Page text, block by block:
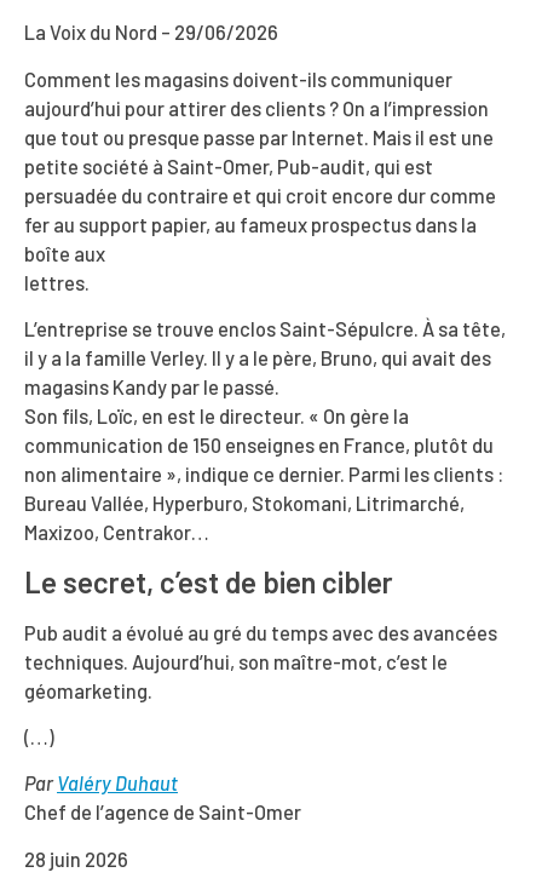
La Voix du Nord – 29/06/2026
Comment les magasins doivent-ils communiquer
aujourd’hui pour attirer des clients ? On a l’impression
que tout ou presque passe par Internet. Mais il est une
petite société à Saint-Omer, Pub-audit, qui est
persuadée du contraire et qui croit encore dur comme
fer au support papier, au fameux prospectus dans la
boîte aux
lettres.
L’entreprise se trouve enclos Saint-Sépulcre. À sa tête,
il y a la famille Verley. Il y a le père, Bruno, qui avait des
magasins Kandy par le passé.
Son fils, Loïc, en est le directeur. « On gère la
communication de 150 enseignes en France, plutôt du
non alimentaire », indique ce dernier. Parmi les clients :
Bureau Vallée, Hyperburo, Stokomani, Litrimarché,
Maxizoo, Centrakor…
Le secret, c’est de bien cibler
Pub audit a évolué au gré du temps avec des avancées
techniques. Aujourd’hui, son maître-mot, c’est le
géomarketing.
(…)
ParValéry Duhaut
Chef de l’agence de Saint-Omer
28 juin 2026